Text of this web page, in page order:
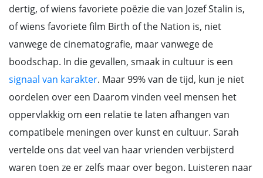
dertig, of wiens favoriete poëzie die van Jozef Stalin is,
of wiens favoriete film Birth of the Nation is, niet
vanwege de cinematografie, maar vanwege de
boodschap. In die gevallen, smaak in cultuur is een
signaal van karakter. Maar 99% van de tijd, kun je niet
oordelen over een Daarom vinden veel mensen het
oppervlakkig om een relatie te laten afhangen van
compatibele meningen over kunst en cultuur. Sarah
vertelde ons dat veel van haar vrienden verbijsterd
waren toen ze er zelfs maar over begon. Luisteren naar